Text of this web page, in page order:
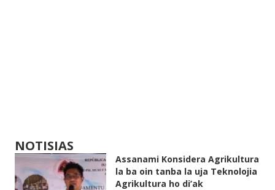
NOTISIAS
Assanami Konsidera Agrikultura
la ba oin tanba la uja Teknolojia
Agrikultura ho di’ak